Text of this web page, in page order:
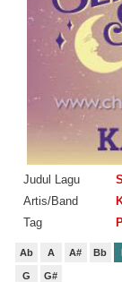
Judul Lagu
Artis/Band
Tag
Ab A A# Bb
G G#